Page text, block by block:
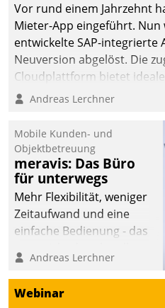
Vor rund einem Jahrzehnt
Mieter-App eingeführt.
entwickelte SAP-integrierte
Neuversion abgelöst. Die
Cloudplattform bietet
die Funktionalität der App
integrieren.
Andreas Lerchner
Mobile Kunden- und
Objektbetreuung
meravis: Das Büro
für unterwegs
Mehr Flexibilität, weniger
Zeitaufwand und eine
einfache Bedienung - das
Cockpit für mobile
Mitarbeiter von
Datatrain. Die meravis
Andreas Lerchner
Webinar